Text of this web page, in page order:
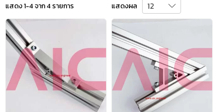
แสดง 1-4 จาก 4 รายการ แสดงผล